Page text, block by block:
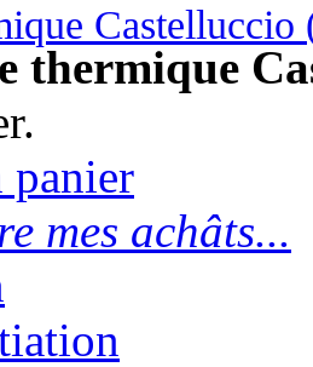
Castelluccio
thermique
mes achâts...